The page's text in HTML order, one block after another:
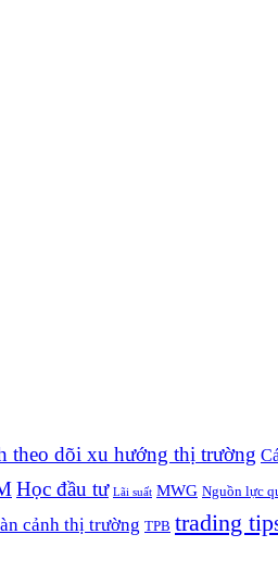
theo dõi xu hướng thị trường
Học đầu tư Lãi suất MWG Nguồn lực
cảnh thị trường TPB trading